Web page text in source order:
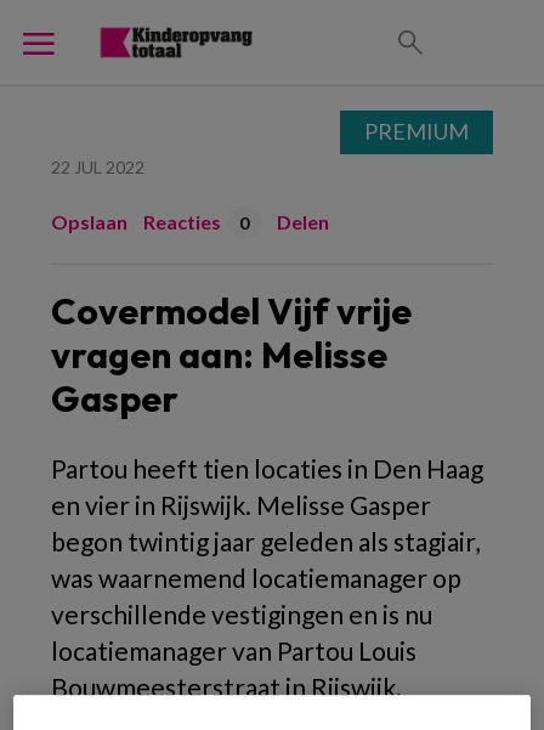
22 JUL 2022
Opslaan Reacties 0 Delen
Covermodel Vijf vrije
vragen aan: Melisse
Gasper
Partou heeft tien locaties in Den Haag
en vier in Rijswijk. Melisse Gasper
begon twintig jaar geleden als stagiair,
was waarnemend locatiemanager op
verschillende vestigingen en is nu
locatiemanager van Partou Louis
Bouwmeesterstraat in Rijswijk.
PREMIUM